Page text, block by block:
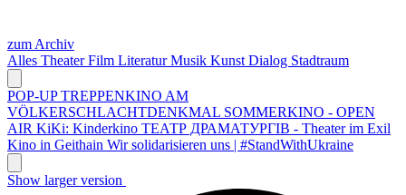
zum Archiv
Alles TheaterFilm LiteraturMusik Kunst Dialog Stadtraum
POP-UP TREPPENKINO AM
VÖLKERSCHLACHTDENKMAL SOMMERKINO - OPEN
AIR KiKi: Kinderkino ТЕАТР ДРАМАТУРГІВ - Theater im Exil
Kino in Geithain Wir solidarisieren uns | #StandWithUkraine
Show larger version